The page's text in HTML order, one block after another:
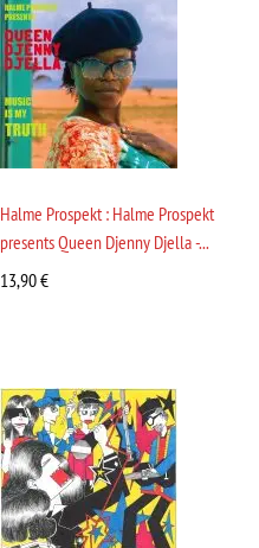
Halme Prospekt : Halme Prospekt
presents Queen Djenny Djella -...
13,90€